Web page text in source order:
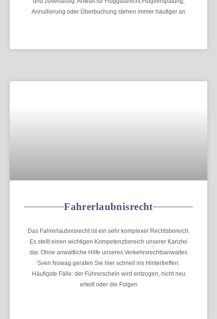
Annullierung oder Überbuchung stehen immer häufiger an
Fahrerlaubnisrecht
Das Fahrerlaubnisrecht ist ein sehr komplexer Rechtsbereich.
Es stellt einen wichtigen Kompetenzbereich unserer Kanzlei
dar. Ohne anwaltliche Hilfe unseres Verkehrsrechtsanwaltes
Sven Nowag geraten Sie hier schnell ins Hintertreffen.
Häufigste Fälle: der Führerschein wird entzogen, nicht neu
erteilt oder die Folgen